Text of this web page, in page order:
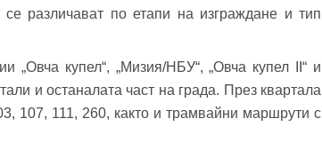
се различават по етапи на изграждане и тип
„Овча купел“, „Мизия/НБУ“, „Овча купел II“ и
и останалата част на града. През квартала
107, 111, 260, както и трамвайни маршрути с